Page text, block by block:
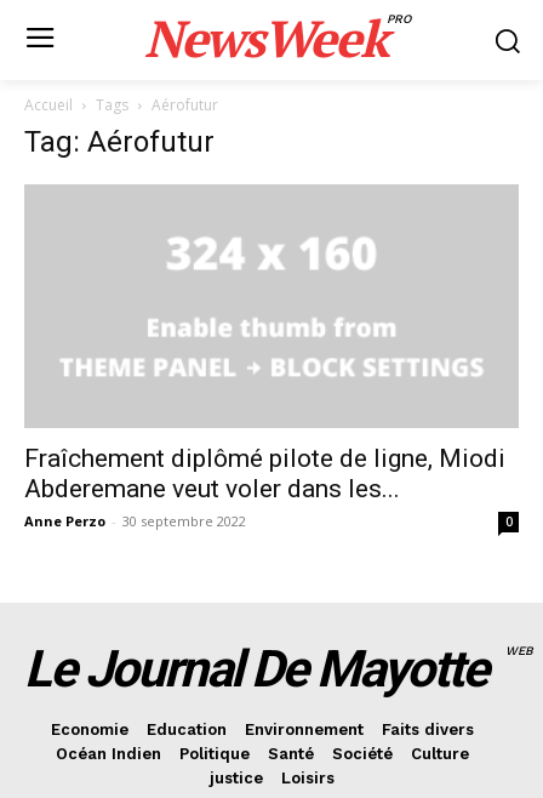
NewsWeekPRO
Accueil Tags Aérofutur
Tag: Aérofutur
Fraîchement diplômé pilote de ligne, Miodi
Abderemane veut voler dans les...
Anne Perzo - 30 septembre 2022 0
Le Journal De Mayotte WEB
Economie Education Environnement
Faits divers
Océan Indien
Politique Santé Société
Culture
justice
Loisirs